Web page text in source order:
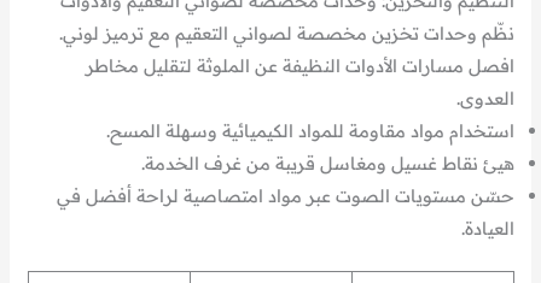
نظّم وحدات تخزين مخصصة لصواني التعقيم مع ترميز لوني.
افصل مسارات الأدوات النظيفة عن الملوثة لتقليل مخاطر
العدوى.
استخدام مواد مقاومة للمواد الكيميائية وسهلة المسح.
هيئ نقاط غسيل ومغاسل قريبة من غرف الخدمة.
حسّن مستويات الصوت عبر مواد امتصاصية لراحة أفضل في
العيادة.